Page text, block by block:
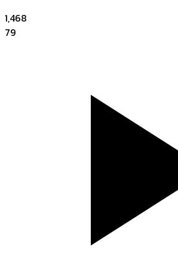
1,468
79